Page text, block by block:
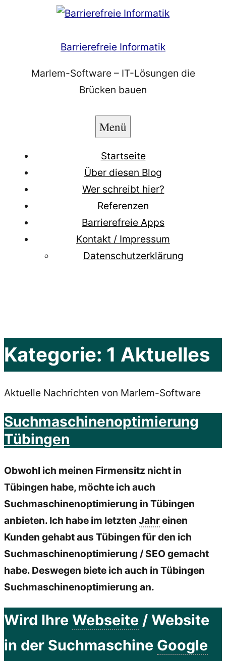
Barrierefreie Informatik
Marlem-Software – IT-Lösungen die
Brücken bauen
Menü
Startseite
Über diesen Blog
Wer schreibt hier?
Referenzen
Barrierefreie Apps
Kontakt / Impressum
Datenschutzerklärung
Kategorie: 1 Aktuelles
Aktuelle Nachrichten von Marlem-Software
Suchmaschinenoptimierung
Tübingen
Obwohl ich meinen Firmensitz nicht in
Tübingen habe, möchte ich auch
Suchmaschinenoptimierung in Tübingen
anbieten. Ich habe im letzten Jahreinen
Kunden gehabt aus Tübingen für den ich
Suchmaschinenoptimierung / SEO gemacht
habe. Deswegen biete ich auch in Tübingen
Suchmaschinenoptimierung an.
Wird Ihre Webseite / Website
in der Suchmaschine Google